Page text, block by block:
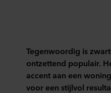
Tegenwoordig is
ontzettend populair.
accent aan een
voor een stijlvol